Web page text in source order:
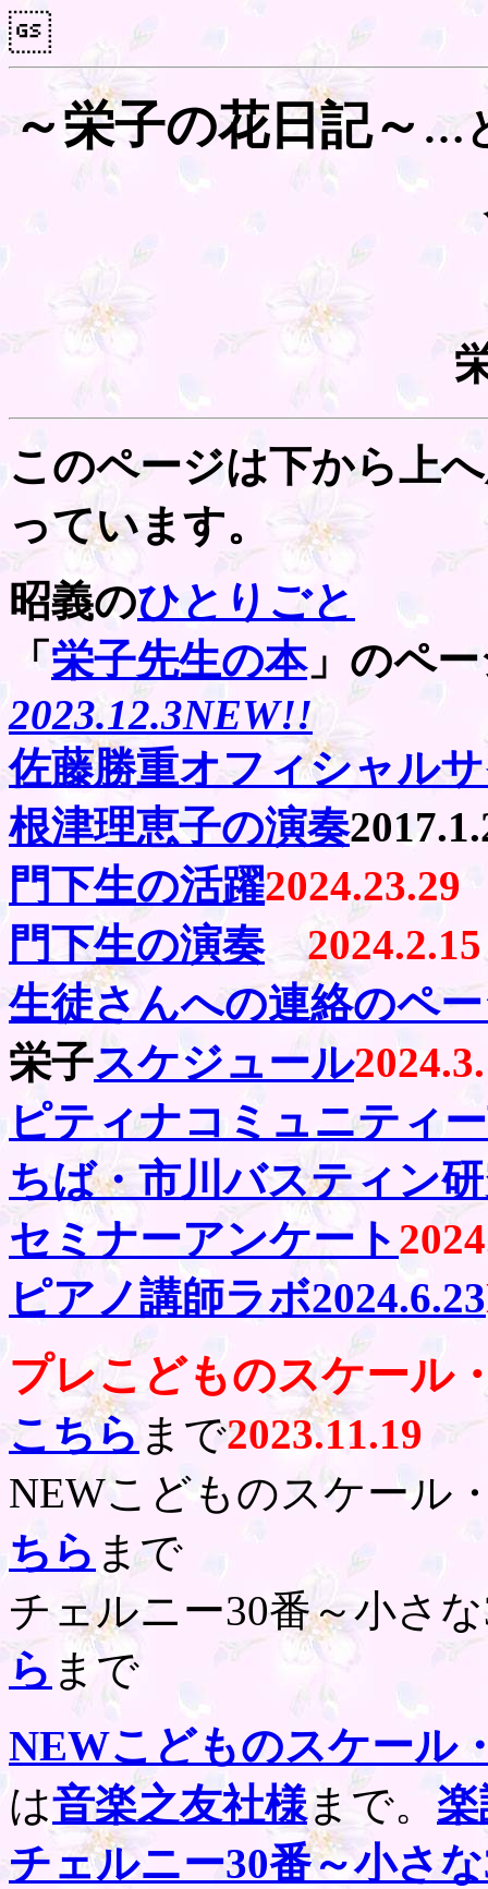
～栄子の花日記～ …
このページは下から上
っています。
昭義のひとりごと
「 栄子先生の本」のペ
2023.12.3NEW!!
佐藤勝重オフィシャル
根津理恵子の演奏
門下生の活躍2024.23.29
門下生の演奏2024.2.15
生徒さんへの連絡のペ
栄子スケジュール
ピティナコミュニティ
ちば・市川バスティン
セミナーアンケート
ピアノ講師ラボ2024.6.23
プレこどものスケール
こちら まで2023.11.19
NEWこどものスケー
ちら まで
チェルニー30番～小さ
ら まで
NEWこどものスケール
は音楽之友社様 まで。
チェルニー30番～小さ